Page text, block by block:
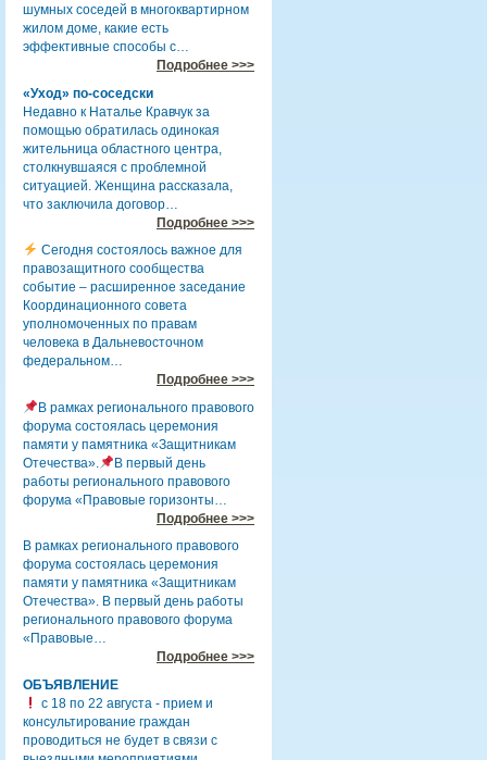
шумных соседей в многоквартирном
жилом доме, какие есть
эффективные способы с…
Подробнее >>>
«Уход» по-соседски
Недавно к Наталье Кравчук за
помощью обратилась одинокая
жительница областного центра,
столкнувшаяся с проблемной
ситуацией. Женщина рассказала,
что заключила договор…
Подробнее >>>
Сегодня состоялось важное для
правозащитного сообщества
событие – расширенное заседание
Координационного совета
уполномоченных по правам
человека в Дальневосточном
федеральном…
Подробнее >>>
В рамках регионального правового
форума состоялась церемония
памяти у памятника «Защитникам
Отечества».
В первый день
работы регионального правового
форума «Правовые горизонты…
Подробнее >>>
В рамках регионального правового
форума состоялась церемония
памяти у памятника «Защитникам
Отечества». В первый день работы
регионального правового форума
«Правовые…
Подробнее >>>
ОБЪЯВЛЕНИЕ
с 18 по 22 августа - прием и
консультирование граждан
проводиться не будет в связи с